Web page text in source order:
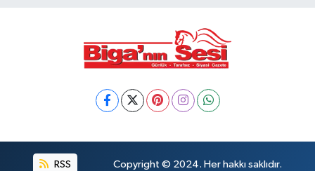
RSS Copyright © 2024. Her hakkı saklıdır.